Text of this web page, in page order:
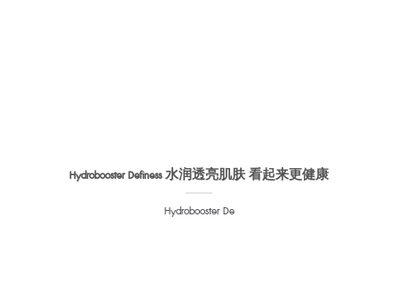
Hydrobooster Definess 水润透亮肌肤 看起来更健康
Hydrobooster De